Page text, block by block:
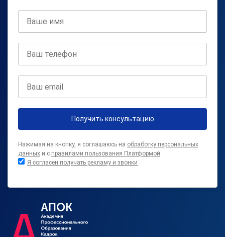
Получить консультацию
Нажимая на кнопку, я соглашаюсь на обработку персональных
данных и с правилами пользования Платформой
Я согласен получать рекламу и звонки